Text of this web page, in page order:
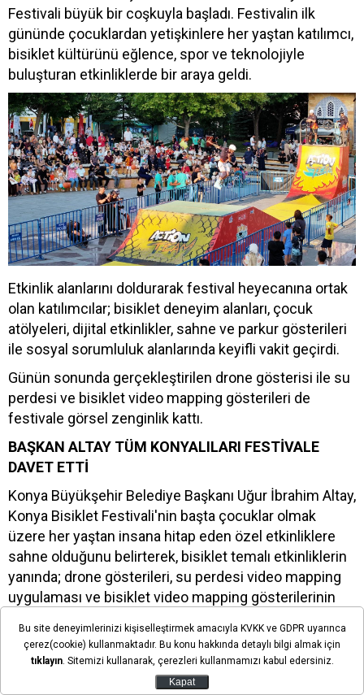
Festivali büyük bir coşkuyla başladı. Festivalin ilk
gününde çocuklardan yetişkinlere her yaştan katılımcı,
bisiklet kültürünü eğlence, spor ve teknolojiyle
buluşturan etkinliklerde bir araya geldi.
Etkinlik alanlarını doldurarak festival heyecanına ortak
olan katılımcılar; bisiklet deneyim alanları, çocuk
atölyeleri, dijital etkinlikler, sahne ve parkur gösterileri
ile sosyal sorumluluk alanlarında keyifli vakit geçirdi.
Günün sonunda gerçekleştirilen drone gösterisi ile su
perdesi ve bisiklet video mapping gösterileri de
festivale görsel zenginlik kattı.
BAŞKAN ALTAY TÜM KONYALILARI FESTİVALE
DAVET ETTİ
Konya Büyükşehir Belediye Başkanı Uğur İbrahim Altay,
Konya Bisiklet Festivali'nin başta çocuklar olmak
üzere her yaştan insana hitap eden özel etkinliklere
sahne olduğunu belirterek, bisiklet temalı etkinliklerin
yanında; drone gösterileri, su perdesi video mapping
uygulaması ve bisiklet video mapping gösterilerinin
Konyalıları ve çevre şehirlerden misafirleri Konya
Bisiklet Festivali'ne davet etti.
Bu site deneyimlerinizi kişiselleştirmek amacıyla KVKK ve GDPR uyarınca
çerez(cookie) kullanmaktadır. Bu konu hakkında detaylı bilgi almak için
tıklayın. Sitemizi kullanarak, çerezleri kullanmamızı kabul edersiniz.
Kapat